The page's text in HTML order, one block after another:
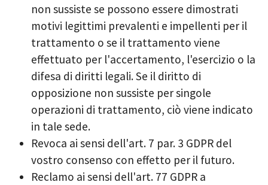
non sussiste se possono essere dimostrati
motivi legittimi prevalenti e impellenti per il
trattamento o se il trattamento viene
effettuato per l'accertamento, l'esercizio o la
difesa di diritti legali. Se il diritto di
opposizione non sussiste per singole
operazioni di trattamento, ciò viene indicato
in tale sede.
Revoca ai sensi dell'art. 7 par. 3 GDPR del
vostro consenso con effetto per il futuro.
Reclamo ai sensi dell'art. 77 GDPR a